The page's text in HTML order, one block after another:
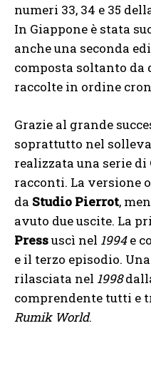
numeri 33, 34 e 35
In Giappone è stata
anche una seconda
composta soltanto da
raccolte in ordine
Grazie al grande
soprattutto nel
realizzata una serie di
racconti. La versione
da Studio Pierrot,
avuto due uscite. La
Pressuscì nel 1994e
e il terzo episodio.
rilasciata nel 1998
comprendente tutti e
Rumik World.